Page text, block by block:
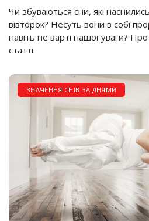
Чи збуваються сни, які
вівторок? Несуть вони в собі
навіть не варті нашої уваги?
статті.
ЗНАЧЕННЯ СНІВ ЗА ДНЯМИ